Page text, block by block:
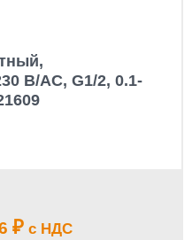
В/AC, G1/2, 0.1-
₽ с НДС